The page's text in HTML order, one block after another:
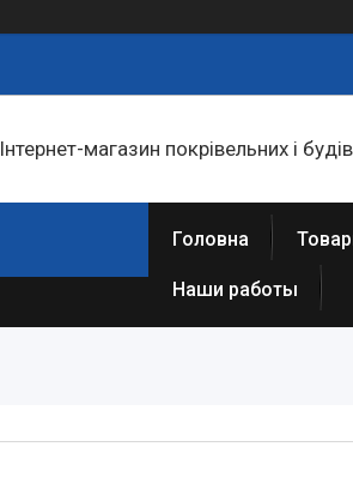
Інтернет-магазин покрівельних і
Головна
Наши работы